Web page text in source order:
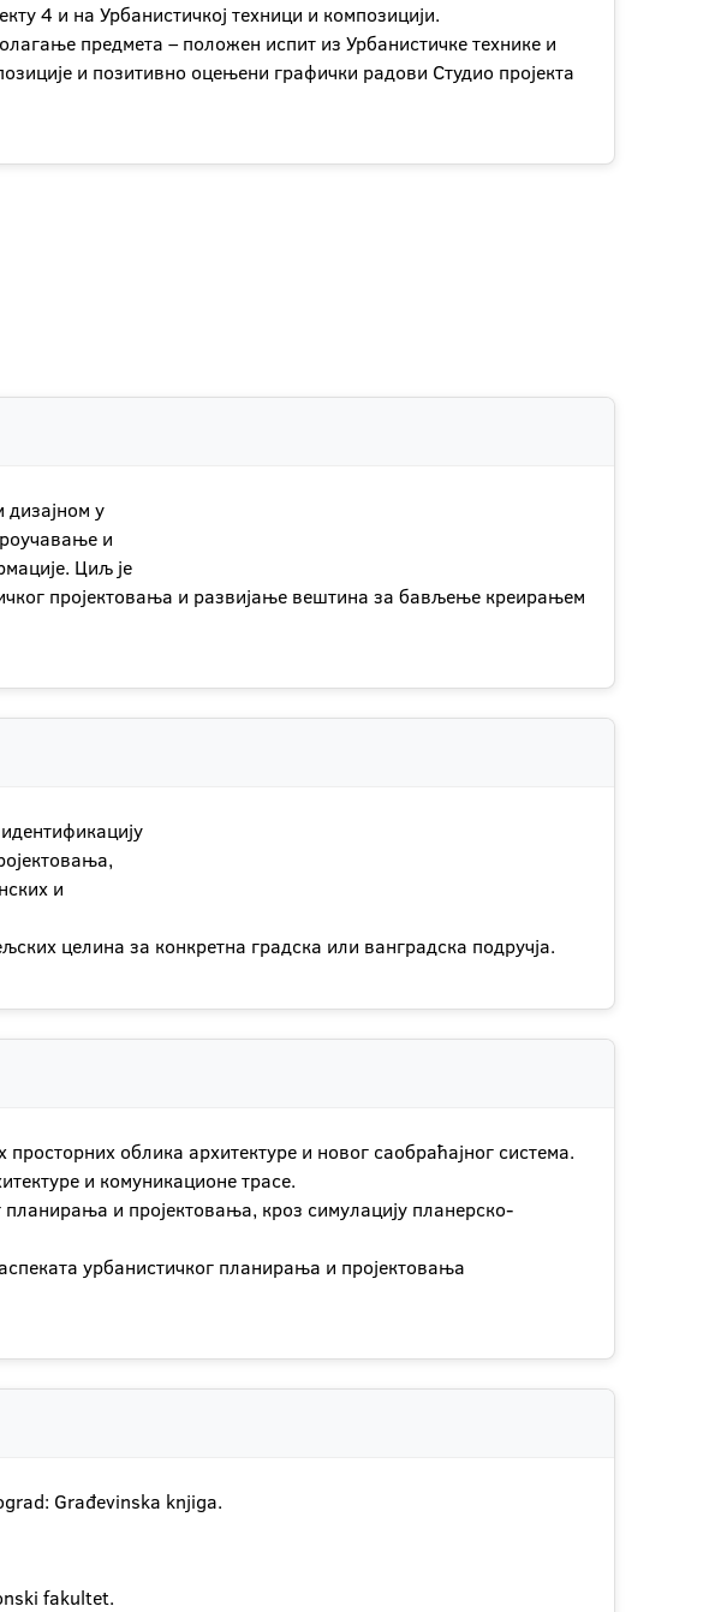
4 и на Урбанистичкоj техници и композицији.
предмета – положен испит из Урбанистичке технике и
и позитивно оцењени графички радови Студио пројекта
у
и
Циљ је
пројектовања и развијање вештина за бављење креирањем
и
целина за конкретна градска или ванградска подручја.
облика архитектуре и новог саобраћајног система.
и комуникационе трасе.
и пројектовања, кроз симулацију планерско-
урбанистичког планирања и пројектовања
Građevinska knjiga.
fakultet.